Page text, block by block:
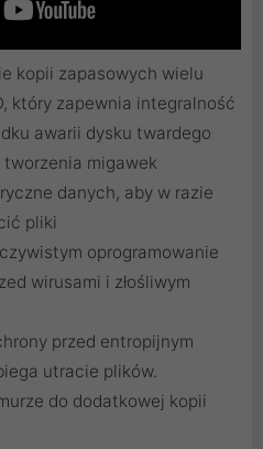
kopii zapasowych wielu
który zapewnia integralność
awarii dysku twardego
migawek
danych, aby w razie
pliki
oprogramowanie
wirusami i złośliwym
przed entropijnym
utracie plików.
do dodatkowej kopii